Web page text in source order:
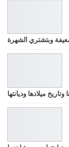
ميلادها وديانتها